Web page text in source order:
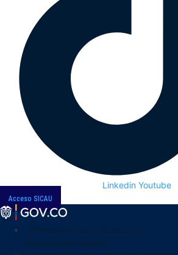
Linkedin Youtube
Acceso SICAU